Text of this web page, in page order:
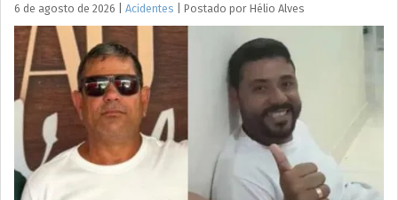
6 de agosto de 2026 Acidentes Postado por Hélio Alves